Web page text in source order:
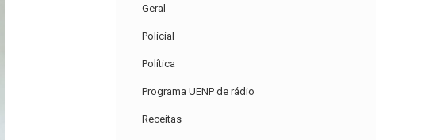
Geral
Policial
Política
Programa UENP de rádio
Receitas